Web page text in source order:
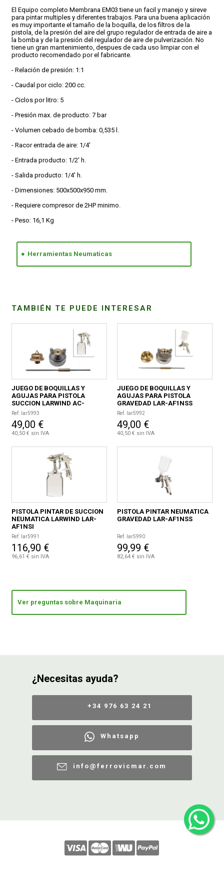
El Equipo completo Membrana EM03 tiene un facil y manejo y sireve
para pintar multiples y diferentes trabajos. Para una buena aplicación
es muy importante el tamaño de la boquilla, de los filtros de la
pistola, de la presión del aire del grupo regulador de entrada de aire a
la bomba y de la presión del regulador de aire de pulverización. No
tiene un gran mantenimiento, despues de cada uso limpiar con el
producto recomendado por el fabricante.
- Relación de presión: 1:1
- Caudal por ciclo: 200 cc.
- Ciclos por litro: 5
- Presión max. de producto: 7 bar
- Volumen cebado de bomba: 0,535 l.
- Racor entrada de aire: 1/4'
- Entrada producto: 1/2' h.
- Salida producto: 1/4' h.
- Dimensiones: 500x500x950 mm.
- Requiere compresor de 2HP minimo.
- Peso: 16,1 Kg
Herramientas Neumaticas
TAMBIÉN TE PUEDE INTERESAR
JUEGO DE BOQUILLAS Y
AGUJAS PARA PISTOLA
SUCCION LARWIND AC-
AF1NSI
Ref. lar5993
49,00 €
40,50 € sin IVA
JUEGO DE BOQUILLAS Y
AGUJAS PARA PISTOLA
GRAVEDAD LAR-AF1NSS
Ref. lar5992
49,00 €
40,50 € sin IVA
PISTOLA PINTAR DE SUCCION
NEUMATICA LARWIND LAR-
AF1NSI
Ref. lar5991
116,90 €
96,61 € sin IVA
PISTOLA PINTAR NEUMATICA
GRAVEDAD LAR-AF1NSS
Ref. lar5990
99,99 €
82,64 € sin IVA
Ver preguntas sobre Maquinaria
¿Necesitas ayuda?
+34 976 63 24 21
Whatsapp
info@ferrovicmar.com